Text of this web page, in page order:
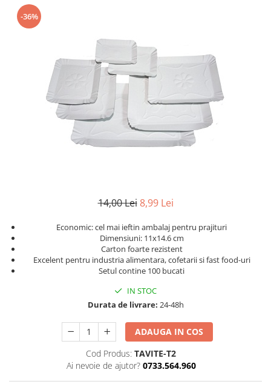
Intretinere masina de spalat
Insecticide si Capcane
Solutii desfundat tevi
-36%
14,00 Lei 8,99 Lei
Economic: cel mai ieftin ambalaj pentru prajituri
Dimensiuni: 11x14.6 cm
Carton foarte rezistent
Excelent pentru industria alimentara, cofetarii si fast food-uri
Setul contine 100 bucati
IN STOC
Durata de livrare: 24-48h
ADAUGA IN COS
Cod Produs: TAVITE-T2
Ai nevoie de ajutor? 0733.564.960